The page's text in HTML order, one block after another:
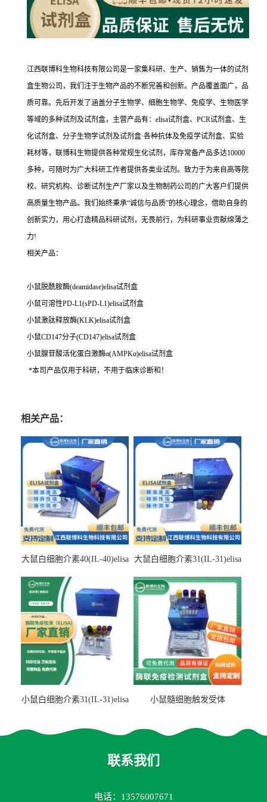
江西联博科生物科技有限公司是一家集科研、生产、销售为一体的试剂
盒生物公司，我们注于生物产品的不断完善和创新。产品覆盖面广，品
质可靠。先后开发了涵盖分子生物学、细胞生物学、免疫学、生物医学
等域的多种试剂及试剂盒，主营产品有：elisa试剂盒、PCR试剂盒、生
化试剂盒、分子生物学试剂及试剂盒·各种抗体及免疫学试剂盒、实验
耗材等，联博科生物提供各种常规生化试剂，库存常备产品多达10000
多种，可随时为广大科研工作者提供各类业试剂。致力于为来自高等院
校、研究机构、诊断试剂生产厂家以及生物制药公司的广大客户们提供
高质量生物产品。我们始终秉承“诚信与品质”的核心理念，借助自身的
创新实力，用心打造精品科研试剂，无畏前行，为科研事业贡献绵薄之
力!
相关产品：
小鼠脱酰胺酶(deamidase)elisa试剂盒
小鼠可溶性PD-L1(sPD-L1)elisa试剂盒
小鼠激肽释放酶(KLK)elisa试剂盒
小鼠CD147分子(CD147)elisa试剂盒
小鼠腺苷酸活化蛋白激酶α(AMPKα)elisa试剂盒
*本司产品仅用于科研，不用于临床诊断和！
相关产品：
大鼠白细胞介素40(IL-40)elisa
大鼠白细胞介素31(IL-31)elisa
小鼠白细胞介素31(IL-31)elisa
小鼠髓细胞触发受体
联系我们
电话：13576007671